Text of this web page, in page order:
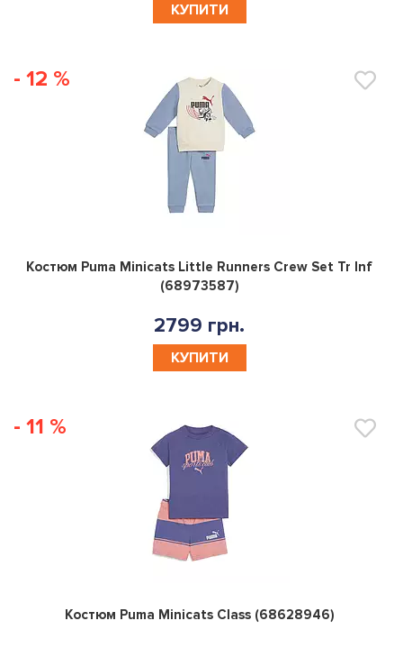
КУПИТИ
- 12 %
0
Костюм Puma Minicats Little Runners Crew Set Tr Inf
(68973587)
2799 грн.
КУПИТИ
- 11 %
0
Костюм Puma Minicats Class (68628946)